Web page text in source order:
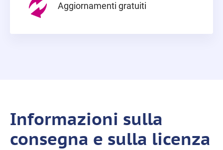
Aggiornamenti gratuiti
Informazioni sulla
consegna e sulla licenza